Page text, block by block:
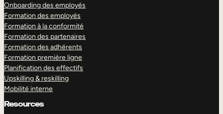
Onboarding des employés
Formation des employés
Formation à la conformité
Formation des partenaires
Formation des adhérents
Formation première ligne
Planification des effectifs
Upskilling & reskilling
Mobilité interne
Resources